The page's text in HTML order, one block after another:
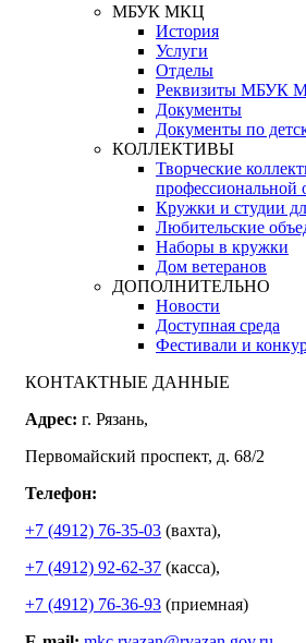
МБУК МКЦ
История
Услуги
Отделы
Реквизиты МБУК
Документы
Документы по
КОЛЛЕКТИВЫ
Творческие
профессиональной
Кружки и студии
Любительские
Наборы в кружки
Дом ветеранов
ДОПОЛНИТЕЛЬНО
Новости
Доступная среда
Фестивали и
КОНТАКТНЫЕ ДАННЫЕ
Адрес: г. Рязань,
Первомайский проспект, д. 68/2
Телефон:
+7 (4912) 76-35-03 (вахта),
+7 (4912) 92-62-37 (касса),
+7 (4912) 76-36-93 (приемная)